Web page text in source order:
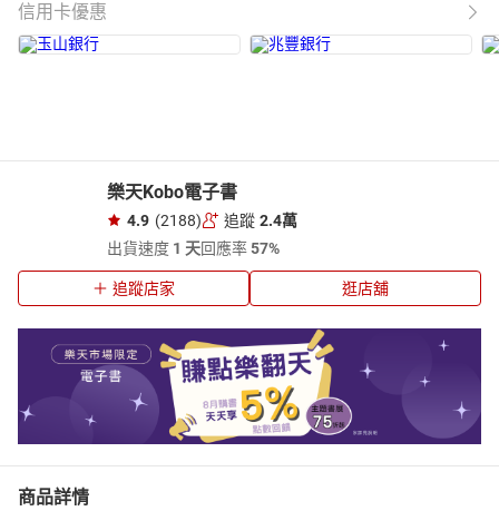
信用卡優惠
樂天Kobo電子書
4.9 (2188) 追蹤 2.4萬
出貨速度 1 天回應率57%
追蹤店家 逛店舖
商品詳情